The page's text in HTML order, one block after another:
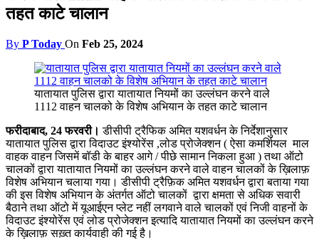
तहत काटे चालान
By P Today On Feb 25, 2024
यातायात पुलिस द्वारा यातायात नियमों का उल्लंघन करने वाले
1112 वाहन चालको के विशेष अभियान के तहत काटे चालान
फरीदाबाद, 24 फरवरी। डीसीपी ट्रैफिक अमित यशवर्धन के निर्देशानुसार
यातायात पुलिस द्वारा विदाउट इंश्योरेंस ,लोड प्रोजेक्शन ( ऐसा कमर्शियल माल
वाहक वाहन जिसमें बॉडी के बाहर आगे / पीछे सामान निकला हुआ ) तथा ऑटो
चालकों द्वारा यातायात नियमों का उल्लंघन करने वाले वाहन चालकों के ख़िलाफ़
विशेष अभियान चलाया गया। डीसीपी ट्रैफ़िक अमित यशवर्धन द्वारा बताया गया
की इस विशेष अभियान के अंतर्गत ऑटो चालकों द्वारा क्षमता से अधिक सवारी
बैठाने तथा ऑटो में यूआईएन प्लेट नहीं लगवाने वाले चालकों एवं निजी वाहनों के
विदाउट इंश्योरेंस एवं लोड प्रोजेक्शन इत्यादि यातायात नियमों का उल्लंघन करने
के ख़िलाफ़ सख़्त कार्यवाही की गई है।